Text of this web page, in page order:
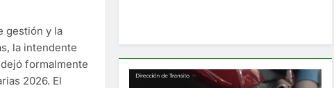
gestión y la
la intendente
formalmente
2026. El